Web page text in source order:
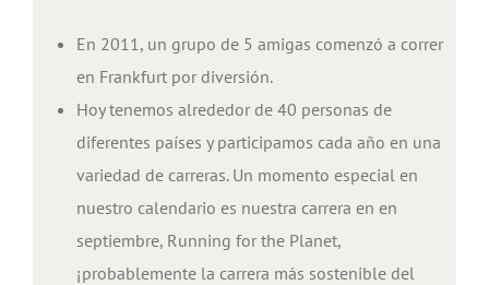
En 2011, un grupo de 5 amigas comenzó a correr
en Frankfurt por diversión.
Hoy tenemos alrededor de 40 personas de
diferentes países y participamos cada año en una
variedad de carreras. Un momento especial en
nuestro calendario es nuestra carrera en en
septiembre, Running for the Planet,
¡probablemente la carrera más sostenible del